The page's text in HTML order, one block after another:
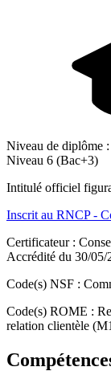
Niveau de diplôme :
Niveau 6 (Bac+3)
Intitulé officiel
Inscrit au RNCP -
Certificateur :
Accrédité du 30/05/
Code(s) NSF :
Code(s) ROME :
relation clientèle